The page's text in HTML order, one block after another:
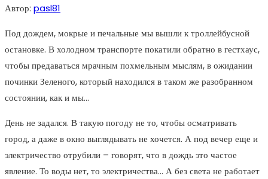
Автор: pasl81
Под дождем, мокрые и печальные мы вышли к троллейбусной
остановке. В холодном транспорте покатили обратно в гестхаус,
чтобы предаваться мрачным похмельным мыслям, в ожидании
починки Зеленого, который находился в таком же разобранном
состоянии, как и мы…
День не задался. В такую погоду не то, чтобы осматривать
город, а даже в окно выглядывать не хочется. А под вечер еще и
электричество отрубили – говорят, что в дождь это частое
явление. То воды нет, то электричества… А без света не работает